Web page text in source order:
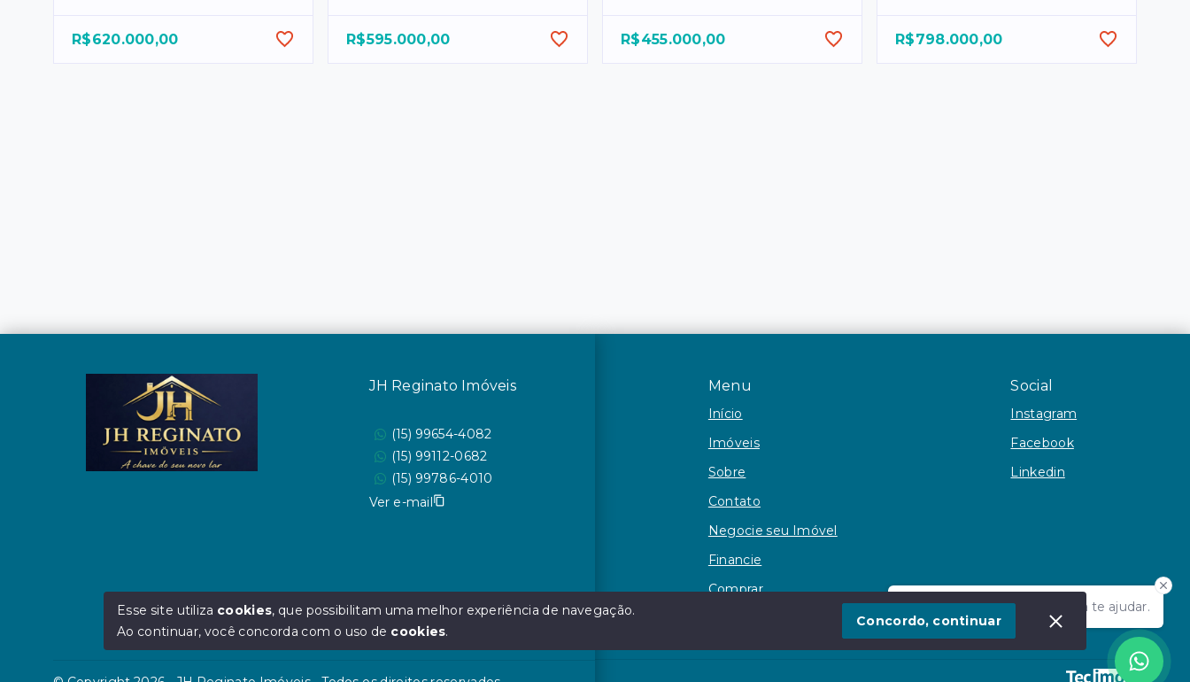
R$620.000,00 R$595.000,00 R$455.000,00 R$798.000,00
Olá! Estamos disponíveis para te ajudar.
Menu
Início
Imóveis
Sobre
Contato
Negocie seu Imóvel
Financie
Comprar
Social
Instagram
Facebook
Linkedin
JH Reginato Imóveis
(15) 99654-4082
(15) 99112-0682
(15) 99786-4010
Ver e-mail
Esse site utiliza cookies, que possibilitam uma melhor experiência de navegação.
Ao continuar, você concorda com o uso de cookies.
Concordo, continuar